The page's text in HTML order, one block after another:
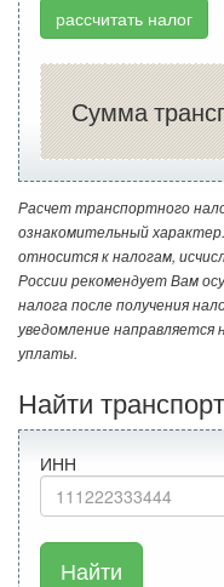
рассчитать налог
Сумма
Расчет транспортного
ознакомительный
относится к налогам,
России рекомендует Вам
налога после получения
уведомление направляется
уплаты.
Найти
ИНН
Найти